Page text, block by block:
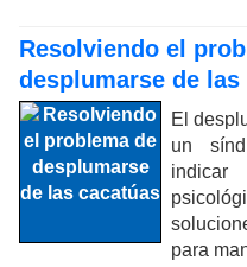
Resolviendo el
desplumarse de las
El
un
para